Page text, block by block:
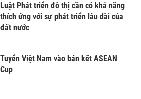
Luật Phát triển đô thị cần có khả năng
thích ứng với sự phát triển lâu dài của
đất nước
Tuyển Việt Nam vào bán kết ASEAN
Cup